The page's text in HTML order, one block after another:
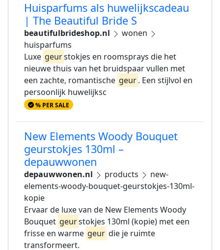
Huisparfums als huwelijkscadeau
| The Beautiful Bride S
beautifulbrideshop.nl
wonen
huisparfums
Luxe geurstokjes en roomsprays die het
nieuwe thuis van het bruidspaar vullen met
een zachte, romantische geur. Een stijlvol en
persoonlijk huwelijksc
% PER SALE
New Elements Woody Bouquet
geurstokjes 130ml –
depauwwonen
depauwwonen.nl products
new-
elements-woody-bouquet-geurstokjes-130ml-
kopie
Ervaar de luxe van de New Elements Woody
Bouquet geurstokjes 130ml (kopie) met een
frisse en warme geur die je ruimte
transformeert.